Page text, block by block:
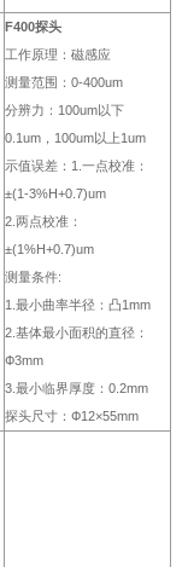
F400探头
工作原理：磁感应
测量范围：0-400um
分辨力：100um以下
0.1um，100um以上1um
示值误差：1.一点校准：
±(1-3%H+0.7)um
2.两点校准：
±(1%H+0.7)um
测量条件:
1.最小曲率半径：凸1mm
2.基体最小面积的直径：
Ф3mm
3.最小临界厚度：0.2mm
探头尺寸：Ф12×55mm